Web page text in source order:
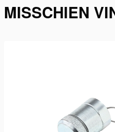
MISSCHIEN